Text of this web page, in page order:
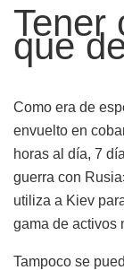
Tener
que
Como era de
envuelto en
horas al día, 7
guerra con
utiliza a Kiev
gama de activos
Tampoco se